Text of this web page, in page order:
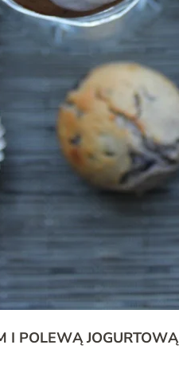
I POLEWĄ JOGURTOWĄ